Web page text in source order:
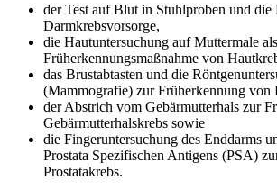
der Test auf Blut in Stuhlproben und die
Darmkrebsvorsorge,
die Hautuntersuchung auf Muttermale als
Früherkennungsmaßnahme von
das Brustabtasten und die
(Mammografie) zur Früherkennung von
der Abstrich vom Gebärmutterhals zur
Gebärmutterhalskrebs sowie
die Fingeruntersuchung des Enddarms
Prostata Spezifischen Antigens (PSA)
Prostatakrebs.